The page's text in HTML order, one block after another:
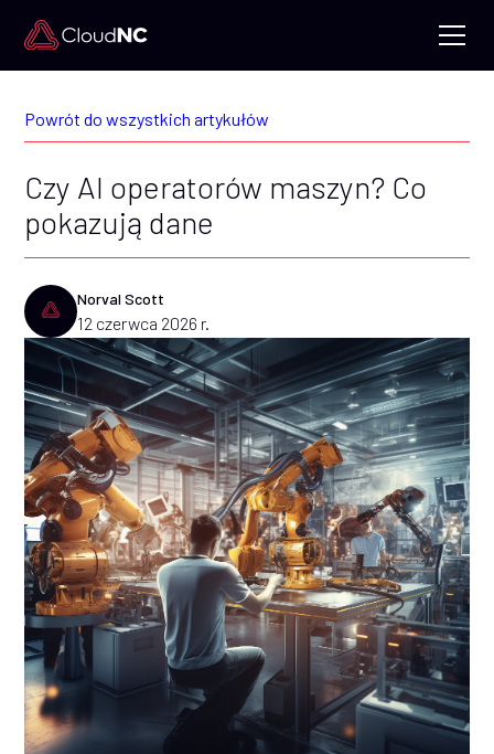
Powrót do wszystkich artykułów
Czy AI operatorów maszyn? Co
pokazują dane
Norval Scott
12 czerwca 2026 r.